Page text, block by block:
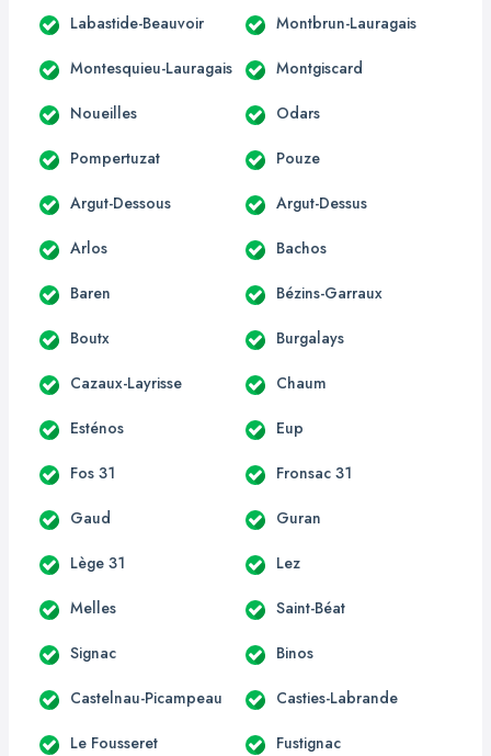
Labastide-Beauvoir Montbrun-Lauragais
Montesquieu-Lauragais Montgiscard
Noueilles Odars
Pompertuzat Pouze
Argut-Dessous Argut-Dessus
Arlos Bachos
Baren Bézins-Garraux
Boutx Burgalays
Cazaux-Layrisse Chaum
Esténos Eup
Fos 31 Fronsac 31
Gaud Guran
Lège 31 Lez
Melles Saint-Béat
Signac Binos
Castelnau-Picampeau Casties-Labrande
Le Fousseret Fustignac